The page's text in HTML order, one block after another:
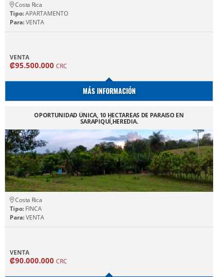
Costa Rica
Tipo:APARTAMENTO
Para:VENTA
VENTA
₡95.500.000 CRC
MÁS INFORMACIÓN
OPORTUNIDAD ÚNICA, 10 HECTAREAS DE PARAISO EN
SARAPIQUÍ,HEREDIA.
Costa Rica
Tipo: FINCA
Para:VENTA
VENTA
₡90.000.000 CRC